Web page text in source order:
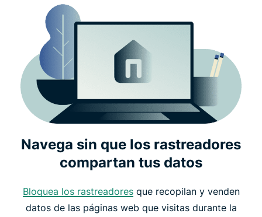
Navega sin que los rastreadores
compartan tus datos
Bloquea los rastreadoresque recopilan y venden
datos de las páginas web que visitas durante la